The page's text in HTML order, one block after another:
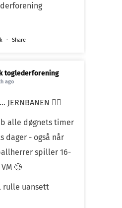
· Share
toglederforening
ago
JERNBANEN ❤️‍🔥
alle døgnets timer
dager - også når
spiller 16-
🥲
rulle uansett